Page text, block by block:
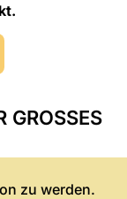
B
zu werden.